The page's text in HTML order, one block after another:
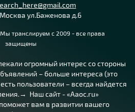
ул.Баженова д.6
транслируем с 2009 - все права
защищены
огромный интерес со стороны
– больше интереса (это
пользователи – всегда найдется
Наш сайт - «Aaoc.ru»
вам в развитии вашего